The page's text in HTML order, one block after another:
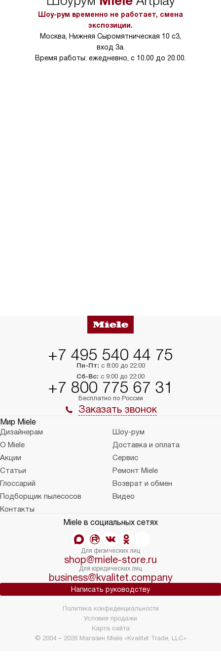
тарифы на услуги
Шоу-рум временно не работает, смена
экспозиции.
Москва, Нижняя Сыромятническая 10 с3,
вход 3а.
Время работы: ежедневно, с 10.00 до 20.00.
+7 495 540 44 75
Пн-Пт: с 8:00 до 22:00
Сб-Вс: с 9:00 до 22:00
+7 800 775 67 31
Бесплатно по России
Заказать звонок
Мир Miele
Дизайнерам
Шоу-рум
О Miele
Доставка и оплата
Акции
Сервис
Статьи
Ремонт Miele
Глоссарий
Возврат и обмен
Подборщик пылесосов
Видео
Контакты
Miele в социальных сетях
Для физических лиц
shop@miele-store.ru
Для юридических лиц
business@kvalitet.company
Написать руководству
© 2004 – 2026 Магазин Miele «Kvalitet Trade, LLC»
Политика конфиденциальности
Условия продажи
Карта сайта